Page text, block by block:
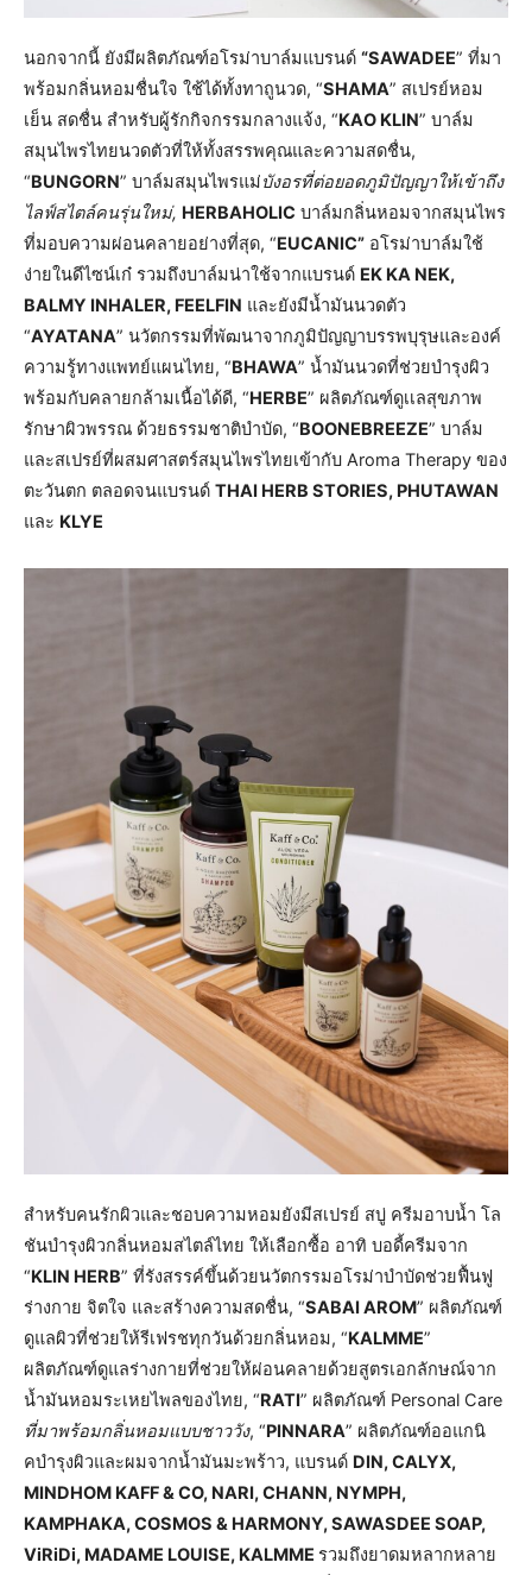
นอกจากนี้ ยังมีผลิตภัณฑ์อโรม่าบาล์มแบรนด์ “SAWADEE” ที่มา
พร้อมกลิ่นหอมชื่นใจ ใช้ได้ทั้งทาถูนวด, “SHAMA” สเปรย์หอม
เย็น สดชื่น สำหรับผู้รักกิจกรรมกลางแจ้ง, “KAO KLIN” บาล์ม
สมุนไพรไทยนวดตัวที่ให้ทั้งสรรพคุณและความสดชื่น,
“BUNGORN” บาล์มสมุนไพรแม่บังอรที่ต่อยอดภูมิปัญญาให้เข้าถึง
ไลฟ์สไตล์คนรุ่นใหม่, HERBAHOLIC บาล์มกลิ่นหอมจากสมุนไพร
ที่มอบความผ่อนคลายอย่างที่สุด, “EUCANIC” อโรม่าบาล์มใช้
ง่ายในดีไซน์เก๋ รวมถึงบาล์มน่าใช้จากแบรนด์ EK KA NEK,
BALMY INHALER, FEELFIN และยังมีน้ำมันนวดตัว
“AYATANA” นวัตกรรมที่พัฒนาจากภูมิปัญญาบรรพบุรุษและองค์
ความรู้ทางแพทย์แผนไทย, “BHAWA” น้ำมันนวดที่ช่วยบำรุงผิว
พร้อมกับคลายกล้ามเนื้อได้ดี, “HERBE” ผลิตภัณฑ์ดูเเลสุขภาพ
รักษาผิวพรรณ ด้วยธรรมชาติบำบัด, “BOONEBREEZE” บาล์ม
และสเปรย์ที่ผสมศาสตร์สมุนไพรไทยเข้ากับ Aroma Therapy ของ
ตะวันตก ตลอดจนแบรนด์ THAI HERB STORIES, PHUTAWAN
และ KLYE
สำหรับคนรักผิวและชอบความหอมยังมีสเปรย์ สบู่ ครีมอาบน้ำ โล
ชันบำรุงผิวกลิ่นหอมสไตล์ไทย ให้เลือกซื้อ อาทิ บอดี้ครีมจาก
“KLIN HERB” ที่รังสรรค์ขึ้นด้วยนวัตกรรมอโรม่าบำบัดช่วยฟื้นฟู
ร่างกาย จิตใจ และสร้างความสดชื่น, “SABAI AROM” ผลิตภัณฑ์
ดูแลผิวที่ช่วยให้รีเฟรชทุกวันด้วยกลิ่นหอม, “KALMME”
ผลิตภัณฑ์ดูแลร่างกายที่ช่วยให้ผ่อนคลายด้วยสูตรเอกลักษณ์จาก
น้ำมันหอมระเหยไพลของไทย, “RATI” ผลิตภัณฑ์ Personal Care
ที่มาพร้อมกลิ่นหอมแบบชาววัง, “PINNARA” ผลิตภัณฑ์ออแกนิ
คบำรุงผิวและผมจากน้ำมันมะพร้าว, แบรนด์ DIN, CALYX,
MINDHOM KAFF & CO, NARI, CHANN, NYMPH,
KAMPHAKA, COSMOS & HARMONY, SAWASDEE SOAP,
ViRiDi, MADAME LOUISE, KALMME รวมถึงยาดมหลากหลาย